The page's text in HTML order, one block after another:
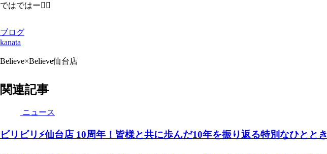
ではではー✋🏻
ブログ
kanata
Believe×Believe仙台店
関連記事
ニュース
ビリビリ⚡️仙台店 10周年！皆様と共に歩んだ10年を振り返る特別なひととき